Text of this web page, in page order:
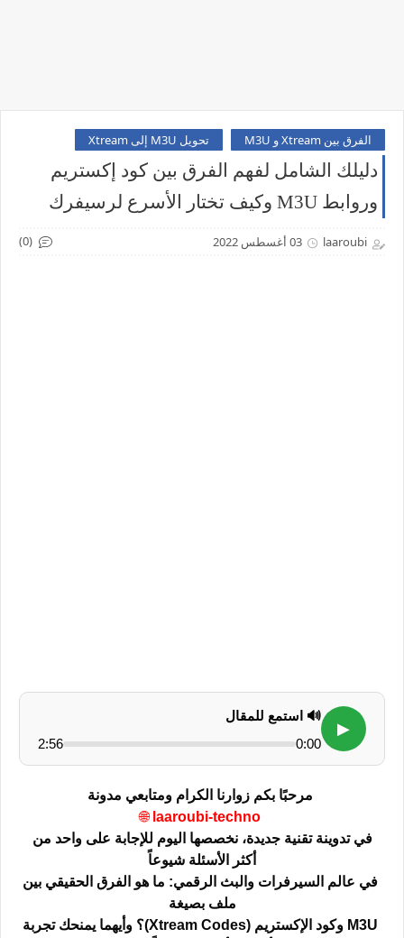
الفرق بين Xtream و M3U تحويل M3U إلى Xtream
دليلك الشامل لفهم الفرق بين كود إكستريم
وروابط M3U وكيف تختار الأسرع لرسيفرك
laaroubi 03 أغسطس 2022 (0)
▶
🔊 استمع للمقال
0:00
2:56
مرحبًا بكم زوارنا الكرام ومتابعي مدونة
laaroubi-techno
🌐
في تدوينة تقنية جديدة، نخصصها اليوم للإجابة على واحد من
أكثر الأسئلة شيوعاً
في عالم السيرفرات والبث الرقمي: ما هو الفرق الحقيقي بين
ملف بصيغة
M3U وكود الإكستريم (Xtream Codes)؟ وأيهما يمنحك تجربة